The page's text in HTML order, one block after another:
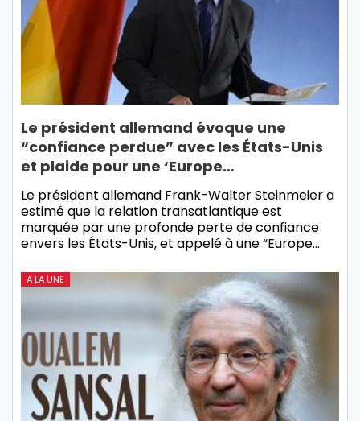
Le président allemand évoque une
“confiance perdue” avec les États-Unis
et plaide pour une ‘Europe…
Le président allemand Frank-Walter Steinmeier a
estimé que la relation transatlantique est
marquée par une profonde perte de confiance
envers les États-Unis, et appelé à une “Europe…
A LA UNE